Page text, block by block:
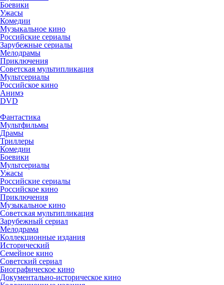
Боевики
Ужасы
Комедии
Музыкальное кино
Российские сериалы
Зарубежные сериалы
Мелодрамы
Приключения
Советская мультипликация
Мультсериалы
Российское кино
Анимэ
DVD
Фантастика
Мультфильмы
Драмы
Триллеры
Комедии
Боевики
Мультсериалы
Ужасы
Российские сериалы
Российское кино
Приключения
Музыкальное кино
Советская мультипликация
Зарубежный сериал
Мелодрама
Коллекционные издания
Исторический
Семейное кино
Советский сериал
Биографическое кино
Документально-историческое кино